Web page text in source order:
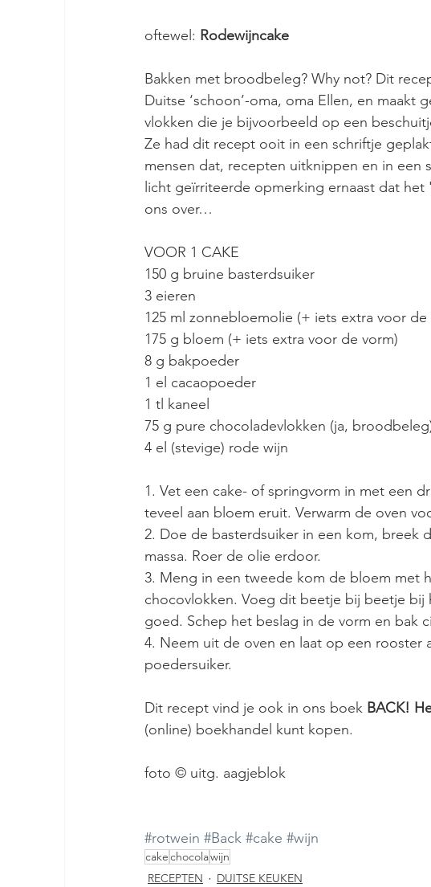
oftewel: Rodewijncake
Bakken met broodbeleg? Why not? Dit
Duitse ‘schoon’-oma, oma Ellen, en maakt
vlokken die je bijvoorbeeld op een
Ze had dit recept ooit in een schriftje
mensen dat, recepten uitknippen en in een
licht geïrriteerde opmerking ernaast dat
ons over…
VOOR 1 CAKE
150 g bruine basterdsuiker
3 eieren
125 ml zonnebloemolie (+ iets extra voor de
175 g bloem (+ iets extra voor de vorm)
8 g bakpoeder
1 el cacaopoeder
1 tl kaneel
75 g pure chocoladevlokken (ja,
4 el (stevige) rode wijn
1. Vet een cake- of springvorm in met een
teveel aan bloem eruit. Verwarm de oven
2. Doe de basterdsuiker in een kom, breek
massa. Roer de olie erdoor.
3. Meng in een tweede kom de bloem met
chocovlokken. Voeg dit beetje bij beetje
goed. Schep het beslag in de vorm en bak
4. Neem uit de oven en laat op een rooster
poedersuiker.
Dit recept vind je ook in ons boek BACK!
(online) boekhandel kunt kopen.
foto © uitg. aagjeblok
#rotwein #Back #cake #wijn
cakechocolawijn
RECEPTEN
DUITSE KEUKEN